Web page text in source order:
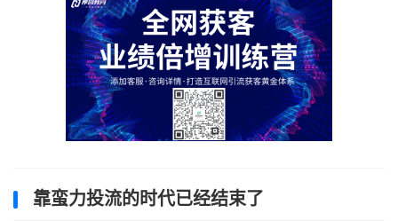
靠蛮力投流的时代已经结束了